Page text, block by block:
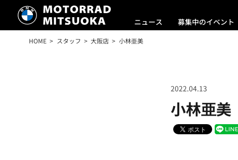
ニュース 募集中のイベント
HOME スタッフ 大阪店 小林亜美
小林亜美
2022.04.13